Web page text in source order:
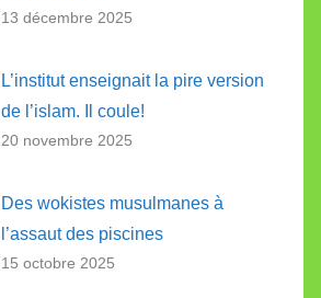
13 décembre 2025
L’institut enseignait la pire version
de l’islam. Il coule!
20 novembre 2025
Des wokistes musulmanes à
l’assaut des piscines
15 octobre 2025